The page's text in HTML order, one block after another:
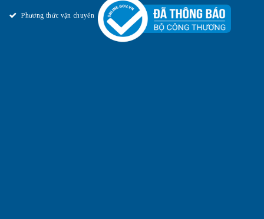
Phương thức vận chuyển